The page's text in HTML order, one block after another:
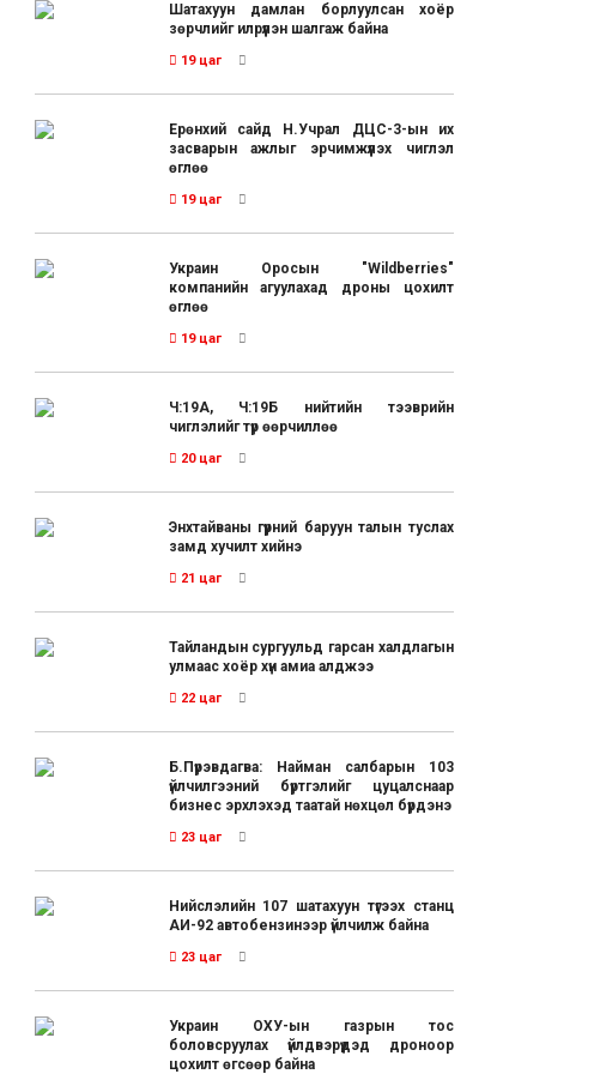
Шатахуун дамлан борлуулсан хоёр
зөрчлийг илрүүлэн шалгаж байна
19 цаг
Ерөнхий сайд Н.Учрал ДЦС-3-ын их
засварын ажлыг эрчимжүүлэх чиглэл
өглөө
19 цаг
Украин Оросын "Wildberries"
компанийн агуулахад дроны цохилт
өглөө
19 цаг
Ч:19А, Ч:19Б нийтийн тээврийн
чиглэлийг түр өөрчиллөө
20 цаг
Энхтайваны гүүрний баруун талын туслах
замд хучилт хийнэ
21 цаг
Тайландын сургуульд гарсан халдлагын
улмаас хоёр хүн амиа алджээ
22 цаг
Б.Пүрэвдагва: Найман салбарын 103
үйлчилгээний бүртгэлийг цуцалснаар
бизнес эрхлэхэд таатай нөхцөл бүрдэнэ
23 цаг
Нийслэлийн 107 шатахуун түгээх станц
АИ-92 автобензинээр үйлчилж байна
23 цаг
Украин ОХУ-ын газрын тос
боловсруулах үйлдвэрүүдэд дроноор
цохилт өгсөөр байна